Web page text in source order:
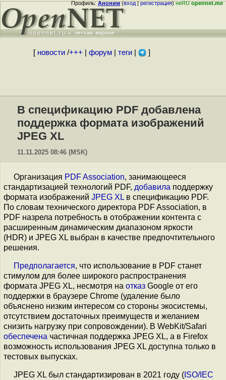
Профиль:Аноним(вход|регистрация)неRUopennet.me
[ новости/+++ форум| теги| ]
В спецификацию PDF добавлена
поддержка формата изображений
JPEG XL
11.11.2025 08:46 (MSK)
Организация PDF Association, занимающееся
стандартизацией технологий PDF, добавила поддержку
формата изображений JPEG XL в спецификацию PDF.
По словам технического директора PDF Association, в
PDF назрела потребность в отображении контента с
расширенным динамическим диапазоном яркости
(HDR) и JPEG XL выбран в качестве предпочтительного
решения.
Предполагается, что использование в PDF станет
стимулом для более широкого распространения
формата JPEG XL, несмотря на отказ Google от его
поддержки в браузере Chrome (удаление было
объяснено низким интересом со стороны экосистемы,
отсутствием достаточных преимуществ и желанием
снизить нагрузку при сопровождении). В WebKit/Safari
обеспечена частичная поддержка JPEG XL, а в Firefox
возможность использования JPEG XL доступна только в
тестовых выпусках.
JPEG XL был стандартизирован в 2021 году ( ISO/IEC